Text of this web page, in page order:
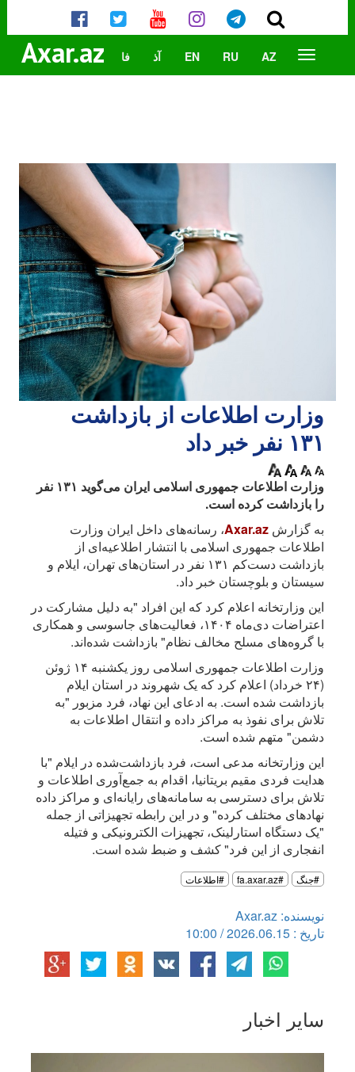
Axar.az AZ
RU
EN آذ فا
وزارت اطلاعات از بازداشت
۱۳۱ نفر خبر داد
وزارت اطلاعات جمهوری اسلامی ایران می‌گوید ۱۳۱ نفر
را بازداشت کرده است.
به گزارش Axar.az، رسانه‌های داخل ایران وزارت
اطلاعات جمهوری اسلامی با انتشار اطلاعیه‌ای از
بازداشت دست‌کم ۱۳۱ نفر در استان‌های تهران، ایلام و
سیستان و بلوچستان خبر داد.
این وزارتخانه اعلام کرد که این افراد "به دلیل مشارکت در
اعتراضات دی‌ماه ۱۴۰۴، فعالیت‌های جاسوسی و همکاری
با گروه‌های مسلح مخالف نظام" بازداشت شده‌اند.
وزارت اطلاعات جمهوری اسلامی روز یکشنبه ۱۴ ژوئن
(۲۴ خرداد) اعلام کرد که یک شهروند در استان ایلام
بازداشت شده است. به ادعای این نهاد، فرد مزبور "به
تلاش برای نفوذ به مراکز داده و انتقال اطلاعات به
دشمن" متهم شده است.
این وزارتخانه مدعی است، فرد بازداشت‌شده در ایلام "با
هدایت فردی مقیم بریتانیا، اقدام به جمع‌آوری اطلاعات و
تلاش برای دسترسی به سامانه‌های رایانه‌ای و مراکز داده
نهادهای مختلف کرده" و در این رابطه تجهیزاتی از جمله
"یک دستگاه استارلینک، تجهیزات الکترونیکی و فتیله
انفجاری از این فرد" کشف و ضبط شده است.
#جنگ #fa.axar.az #اطلاعات
نویسنده: Axar.az
تاریخ : 2026.06.15 / 10:00
سایر اخبار